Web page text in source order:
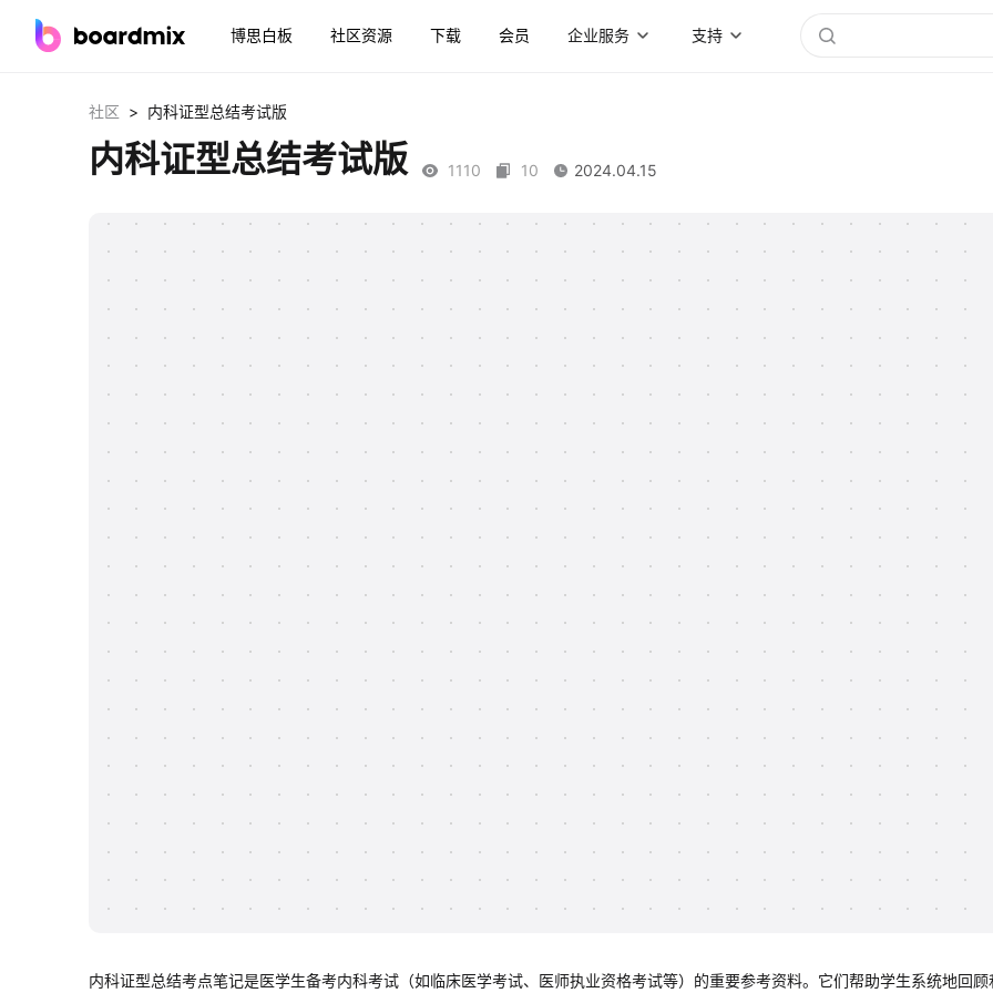
博思白板 社区资源 下载 会员 企业服务 支持
社区 > 内科证型总结考试版
内科证型总结考试版 1110 10 2024.04.15
内科证型总结考点笔记是医学生备考内科考试（如临床医学考试、医师执业资格考试等）的重要参考资料。它们帮助学生系统地回顾